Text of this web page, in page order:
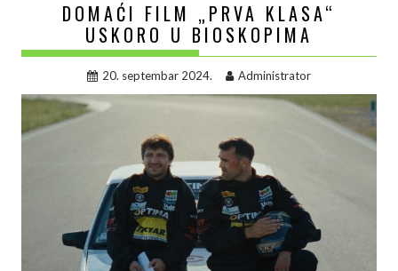
DOMAĆI FILM „PRVA KLASA“
USKORO U BIOSKOPIMA
20. septembar 2024. Administrator